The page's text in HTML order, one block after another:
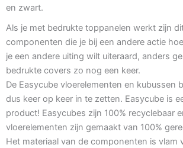
en zwart.
Als je met bedrukte toppanelen werkt zijn
componenten die je bij een andere actie
je een andere uiting wilt uiteraard, anders
bedrukte covers zo nog een keer.
De Easycube vloerelementen en kubussen
dus keer op keer in te zetten. Easycube is
product! Easycubes zijn 100% recyclebaar
vloerelementen zijn gemaakt van 100%
Het materiaal van de componenten is vlam